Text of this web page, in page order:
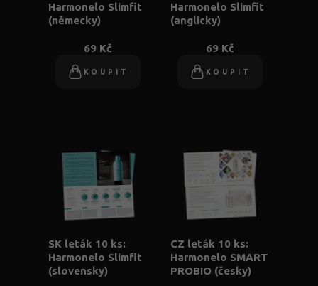
Harmonelo Slimfit
(německy)
69 Kč
KOUPIT
Harmonelo Slimfit
(anglicky)
69 Kč
KOUPIT
SK leták 10 ks:
Harmonelo Slimfit
(slovensky)
CZ leták 10 ks:
Harmonelo SMART
PROBIO (česky)